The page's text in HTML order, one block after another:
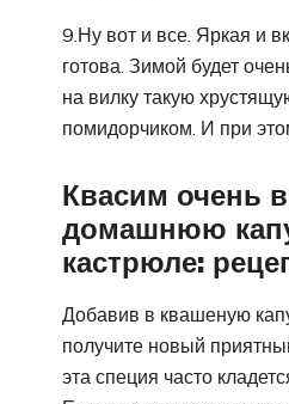
9.Ну вот и все. Яркая и
готова. Зимой будет
на вилку такую
помидорчиком. И при
Квасим очень
домашнюю
кастрюле:
Добавив в квашеную
получите новый
эта специя часто